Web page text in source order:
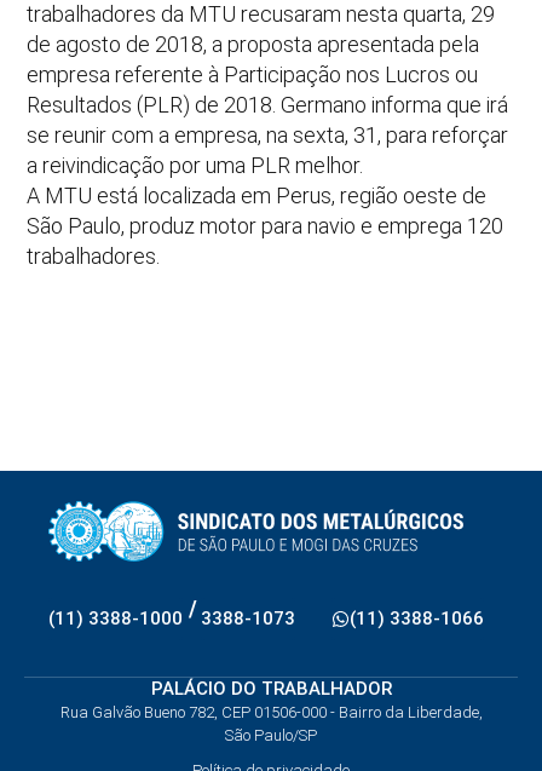
trabalhadores da MTU recusaram nesta quarta, 29
de agosto de 2018, a proposta apresentada pela
empresa referente à Participação nos Lucros ou
Resultados (PLR) de 2018. Germano informa que irá
se reunir com a empresa, na sexta, 31, para reforçar
a reivindicação por uma PLR melhor.
A MTU está localizada em Perus, região oeste de
São Paulo, produz motor para navio e emprega 120
trabalhadores.
(11) 3388-1000 / 3388-1073 (11) 3388-1066
PALÁCIO DO TRABALHADOR
Rua Galvão Bueno 782, CEP 01506-000 - Bairro da Liberdade,
São Paulo/SP